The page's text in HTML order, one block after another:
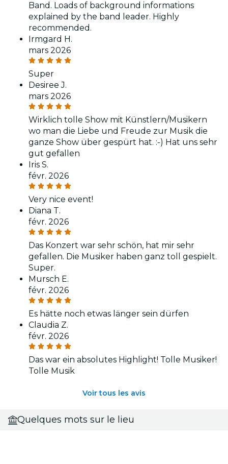
Band. Loads of background informations
explained by the band leader. Highly
recommended.
Irmgard H.
mars 2026
Super
Desiree J.
mars 2026
Wirklich tolle Show mit Künstlern/Musikern
wo man die Liebe und Freude zur Musik die
ganze Show über gespürt hat. :-) Hat uns sehr
gut gefallen
Iris S.
févr. 2026
Very nice event!
Diana T.
févr. 2026
Das Konzert war sehr schön, hat mir sehr
gefallen. Die Musiker haben ganz toll gespielt.
Super.
Mursch E.
févr. 2026
Es hätte noch etwas länger sein dürfen
Claudia Z.
févr. 2026
Das war ein absolutes Highlight! Tolle Musiker!
Tolle Musik
Voir tous les avis
Quelques mots sur le lieu